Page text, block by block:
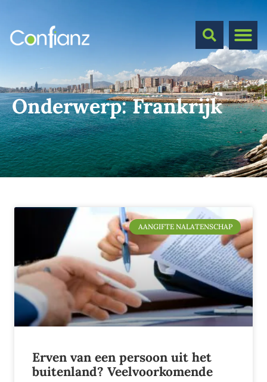
Onderwerp:Frankrijk
AANGIFTE NALATENSCHAP
Erven van een persoon uit het
buitenland? Veelvoorkomende